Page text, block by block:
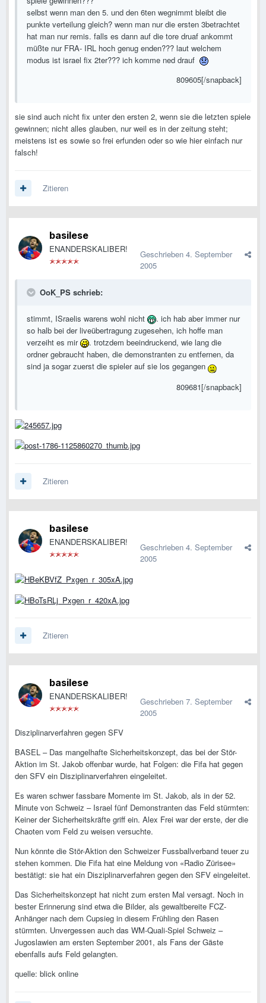
selbst wenn man den 5. und den 6ten wegnimmt bleibt die
punkte verteilung gleich? wenn man nur die ersten 3betrachtet
hat man nur remis. falls es dann auf die tore druaf ankommt
müßte nur FRA- IRL hoch genug enden??? laut welchem
modus ist israel fix 2ter??? ich komme ned drauf
809605[/snapback]
sie sind auch nicht fix unter den ersten 2, wenn sie die letzten spiele
gewinnen; nicht alles glauben, nur weil es in der zeitung steht;
meistens ist es sowie so frei erfunden oder so wie hier einfach nur
falsch!
Zitieren
basilese
ENANDERSKALIBER! Geschrieben 4. September
2005
OoK_PS schrieb:
stimmt, ISraelis warens wohl nicht
. ich hab aber immer nur
so halb bei der liveübertragung zugesehen, ich hoffe man
verzeiht es mir
. trotzdem beeindruckend, wie lang die
ordner gebraucht haben, die demonstranten zu entfernen, da
sind ja sogar zuerst die spieler auf sie los gegangen
809681[/snapback]
Zitieren
basilese
ENANDERSKALIBER! Geschrieben 4. September
2005
Zitieren
basilese
ENANDERSKALIBER! Geschrieben 7. September
2005
Disziplinarverfahren gegen SFV
BASEL – Das mangelhafte Sicherheitskonzept, das bei der Stör-
Aktion im St. Jakob offenbar wurde, hat Folgen: die Fifa hat gegen
den SFV ein Disziplinarverfahren eingeleitet.
Es waren schwer fassbare Momente im St. Jakob, als in der 52.
Minute von Schweiz – Israel fünf Demonstranten das Feld stürmten:
Keiner der Sicherheitskräfte griff ein. Alex Frei war der erste, der die
Chaoten vom Feld zu weisen versuchte.
Nun könnte die Stör-Aktion den Schweizer Fussballverband teuer zu
stehen kommen. Die Fifa hat eine Meldung von «Radio Zürisee»
bestätigt: sie hat ein Disziplinarverfahren gegen den SFV eingeleitet.
Das Sicherheitskonzept hat nicht zum ersten Mal versagt. Noch in
bester Erinnerung sind etwa die Bilder, als gewaltbereite FCZ-
Anhänger nach dem Cupsieg in diesem Frühling den Rasen
stürmten. Unvergessen auch das WM-Quali-Spiel Schweiz –
Jugoslawien am ersten September 2001, als Fans der Gäste
ebenfalls aufs Feld gelangten.
quelle: blick online